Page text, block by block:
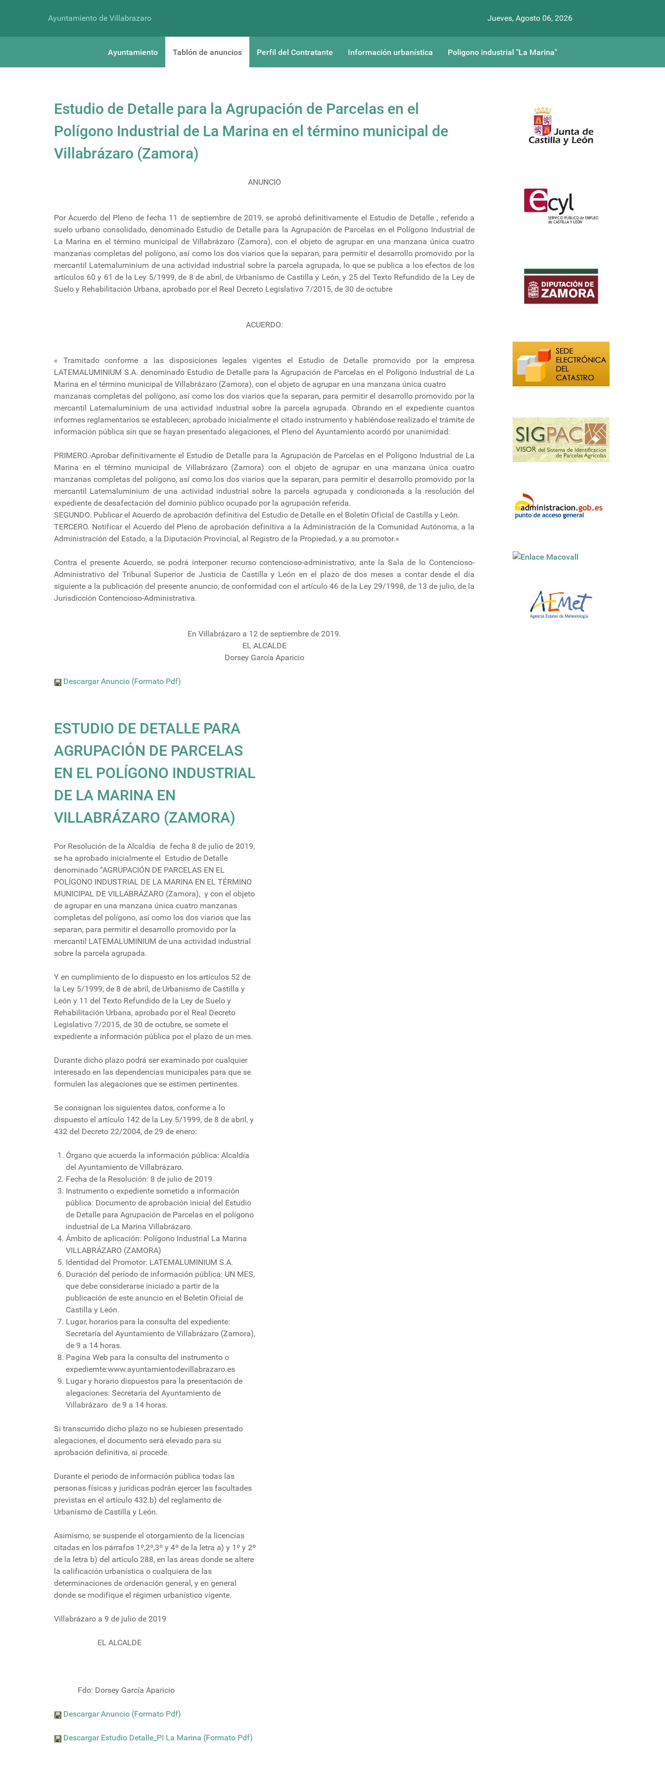
Ayuntamiento de Villabrazaro Jueves, Agosto 06, 2026
Ayuntamiento Tablón de anuncios Perfil del Contratante Información urbanística Poligono industrial "La Marina"
Estudio de Detalle para la Agrupación de Parcelas en el
Polígono Industrial de La Marina en el término municipal de
Villabrázaro (Zamora)
ANUNCIO
Por Acuerdo del Pleno de fecha 11 de septiembre de 2019, se aprobó definitivamente el Estudio de Detalle , referido a
suelo urbano consolidado, denominado Estudio de Detalle para la Agrupación de Parcelas en el Polígono Industrial de
La Marina en el término municipal de Villabrázaro (Zamora), con el objeto de agrupar en una manzana única cuatro
manzanas completas del polígono, así como los dos viarios que la separan, para permitir el desarrollo promovido por la
mercantil Latemaluminium de una actividad industrial sobre la parcela agrupada, lo que se publica a los efectos de los
artículos 60 y 61 de la Ley 5/1999, de 8 de abril, de Urbanismo de Castilla y León, y 25 del Texto Refundido de la Ley de
Suelo y Rehabilitación Urbana, aprobado por el Real Decreto Legislativo 7/2015, de 30 de octubre
ACUERDO:
« Tramitado conforme a las disposiciones legales vigentes el Estudio de Detalle promovido por la empresa
LATEMALUMINIUM S.A. denominado Estudio de Detalle para la Agrupación de Parcelas en el Polígono Industrial de La
Marina en el término municipal de Villabrázaro (Zamora), con el objeto de agrupar en una manzana única cuatro
manzanas completas del polígono, así como los dos viarios que la separan, para permitir el desarrollo promovido por la
mercantil Latemaluminium de una actividad industrial sobre la parcela agrupada. Obrando en el expediente cuantos
informes reglamentarios se establecen; aprobado inicialmente el citado instrumento y habiéndose realizado el trámite de
información pública sin que se hayan presentado alegaciones, el Pleno del Ayuntamiento acordó por unanimidad:
PRIMERO.-Aprobar definitivamente el Estudio de Detalle para la Agrupación de Parcelas en el Polígono Industrial de La
Marina en el término municipal de Villabrázaro (Zamora) con el objeto de agrupar en una manzana única cuatro
manzanas completas del polígono, así como los dos viarios que la separan, para permitir el desarrollo promovido por la
mercantil Latemaluminium de una actividad industrial sobre la parcela agrupada y condicionada a la resolución del
expediente de desafectación del dominio público ocupado por la agrupación referida.
SEGUNDO. Publicar el Acuerdo de aprobación definitiva del Estudio de Detalle en el Boletín Oficial de Castilla y León.
TERCERO. Notificar el Acuerdo del Pleno de aprobación definitiva a la Administración de la Comunidad Autónoma, a la
Administración del Estado, a la Diputación Provincial, al Registro de la Propiedad, y a su promotor.»
Contra el presente Acuerdo, se podrá interponer recurso contencioso-administrativo, ante la Sala de lo Contencioso-
Administrativo del Tribunal Superior de Justicia de Castilla y León en el plazo de dos meses a contar desde el día
siguiente a la publicación del presente anuncio, de conformidad con el artículo 46 de la Ley 29/1998, de 13 de julio, de la
Jurisdicción Contencioso-Administrativa.
En Villabrázaro a 12 de septiembre de 2019.
EL ALCALDE
Dorsey García Aparicio
Descargar Anuncio (Formato Pdf)
ESTUDIO DE DETALLE PARA
AGRUPACIÓN DE PARCELAS
EN EL POLÍGONO INDUSTRIAL
DE LA MARINA EN
VILLABRÁZARO (ZAMORA)
Por Resolución de la Alcaldía de fecha 8 de julio de 2019,
se ha aprobado inicialmente el Estudio de Detalle
denominado “AGRUPACIÓN DE PARCELAS EN EL
POLÍGONO INDUSTRIAL DE LA MARINA EN EL TÉRMINO
MUNICIPAL DE VILLABRÁZARO (Zamora), y con el objeto
de agrupar en una manzana única cuatro manzanas
completas del polígono, así como los dos viarios que las
separan, para permitir el desarrollo promovido por la
mercantil LATEMALUMINIUM de una actividad industrial
sobre la parcela agrupada.
Y en cumplimiento de lo dispuesto en los artículos 52 de
la Ley 5/1999, de 8 de abril, de Urbanismo de Castilla y
León y 11 del Texto Refundido de la Ley de Suelo y
Rehabilitación Urbana, aprobado por el Real Decreto
Legislativo 7/2015, de 30 de octubre, se somete el
expediente a información pública por el plazo de un mes.
Durante dicho plazo podrá ser examinado por cualquier
interesado en las dependencias municipales para que se
formulen las alegaciones que se estimen pertinentes.
Se consignan los siguientes datos, conforme a lo
dispuesto el artículo 142 de la Ley 5/1999, de 8 de abril, y
432 del Decreto 22/2004, de 29 de enero:
Órgano que acuerda la información pública: Alcaldía
del Ayuntamiento de Villabrázaro.
Fecha de la Resolución: 8 de julio de 2019
Instrumento o expediente sometido a información
pública: Documento de aprobación inicial del Estudio
de Detalle para Agrupación de Parcelas en el polígono
industrial de La Marina Villabrázaro.
Ámbito de aplicación: Polígono Industrial La Marina
VILLABRÁZARO (ZAMORA)
Identidad del Promotor: LATEMALUMINIUM S.A.
Duración del período de información pública: UN MES,
que debe considerarse iniciado a partir de la
publicación de este anuncio en el Boletín Oficial de
Castilla y León.
Lugar, horarios para la consulta del expediente:
Secretaría del Ayuntamiento de Villabrázaro (Zamora),
de 9 a 14 horas.
Pagina Web para la consulta del instrumento o
expediemte:www.ayuntamientodevillabrazaro.es
Lugar y horario dispuestos para la presentación de
alegaciones: Secretaría del Ayuntamiento de
Villabrázaro de 9 a 14 horas.
Si transcurrido dicho plazo no se hubiesen presentado
alegaciones, el documento será elevado para su
aprobación definitiva, si procede.
Durante el periodo de información pública todas las
personas físicas y jurídicas podrán ejercer las facultades
previstas en el artículo 432.b) del reglamento de
Urbanismo de Castilla y León.
Asimismo, se suspende el otorgamiento de la licencias
citadas en los párrafos 1º,2º,3º y 4º de la letra a) y 1º y 2º
de la letra b) del artículo 288, en las áreas donde se altere
la calificación urbanística o cualquiera de las
determinaciones de ordenación general, y en general
donde se modifique el régimen urbanístico vigente.
Villabrázaro a 9 de julio de 2019
EL ALCALDE
Fdo: Dorsey García Aparicio
Descargar Anuncio (Formato Pdf)
Descargar Estudio Detalle_PI La Marina (Formato Pdf)